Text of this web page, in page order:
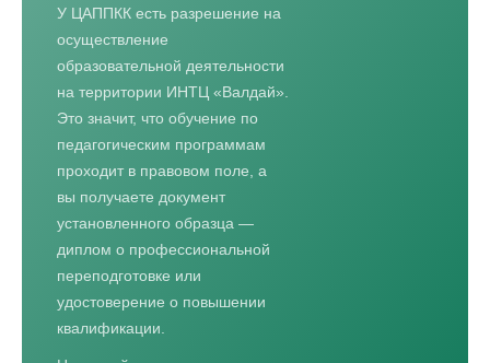
У ЦАППКК есть разрешение на
осуществление
образовательной деятельности
на территории ИНТЦ «Валдай».
Это значит, что обучение по
педагогическим программам
проходит в правовом поле, а
вы получаете документ
установленного образца —
диплом о профессиональной
переподготовке или
удостоверение о повышении
квалификации.